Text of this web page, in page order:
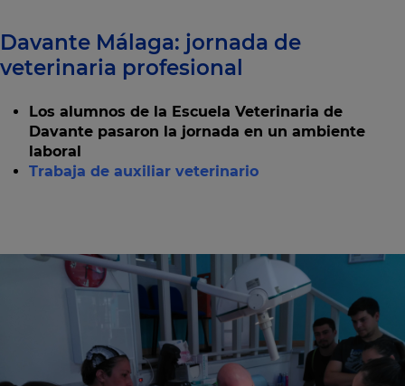
Davante Málaga: jornada de
veterinaria profesional
Los alumnos de la Escuela Veterinaria de
Davante pasaron la jornada en un ambiente
laboral
Trabaja de auxiliar veterinario